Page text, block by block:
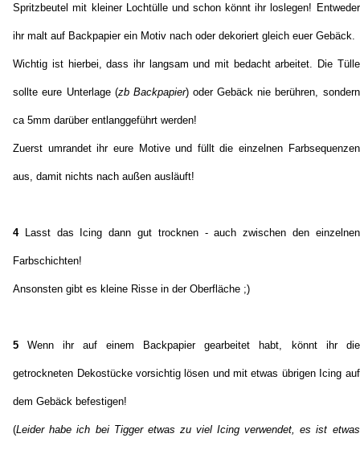
Spritzbeutel mit kleiner Lochtülle und schon könnt ihr loslegen! Entweder
ihr malt auf Backpapier ein Motiv nach oder dekoriert gleich euer Gebäck.
Wichtig ist hierbei, dass ihr langsam und mit bedacht arbeitet. Die Tülle
sollte eure Unterlage (zb Backpapier) oder Gebäck nie berühren, sondern
ca 5mm darüber entlanggeführt werden!
Zuerst umrandet ihr eure Motive und füllt die einzelnen Farbsequenzen
aus, damit nichts nach außen ausläuft!
4Lasst das Icing dann gut trocknen - auch zwischen den einzelnen
Farbschichten!
Ansonsten gibt es kleine Risse in der Oberfläche ;)
5Wenn ihr auf einem Backpapier gearbeitet habt, könnt ihr die
getrockneten Dekostücke vorsichtig lösen und mit etwas übrigen Icing auf
dem Gebäck befestigen!
(Leider habe ich bei Tigger etwas zu viel Icing verwendet, es ist etwas